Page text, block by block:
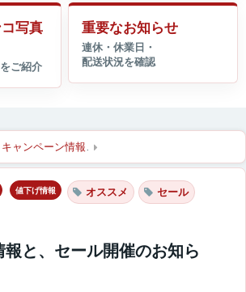
写真
重要なお知らせ
ャンペーン情報
値下げ情報 オススメ セール
と、セール開催のお知ら